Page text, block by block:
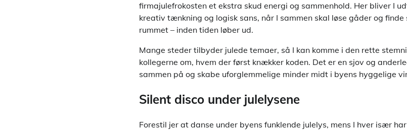
firmajulefrokosten et ekstra skud energi og sammenhold. Her bliver I
kreativ tænkning og logisk sans, når I sammen skal løse gåder og
rummet – inden tiden løber ud.
Mange steder tilbyder julede temaer, så I kan komme i den rette
kollegerne om, hvem der først knækker koden. Det er en sjov og
sammen på og skabe uforglemmelige minder midt i byens hyggelige
Silent disco under julelysene
Forestil jer at danse under byens funklende julelys, mens I hver især